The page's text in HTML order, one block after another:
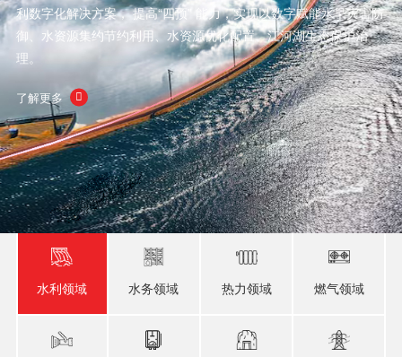
利数字化解决方案， 提高“四预” 能力，实现以数字赋能水旱灾害防
御、水资源集约节约利用、水资源优化配置、江河湖生态保护治
理。
了解更多 
水利领域 水务领域 热力领域 燃气领域